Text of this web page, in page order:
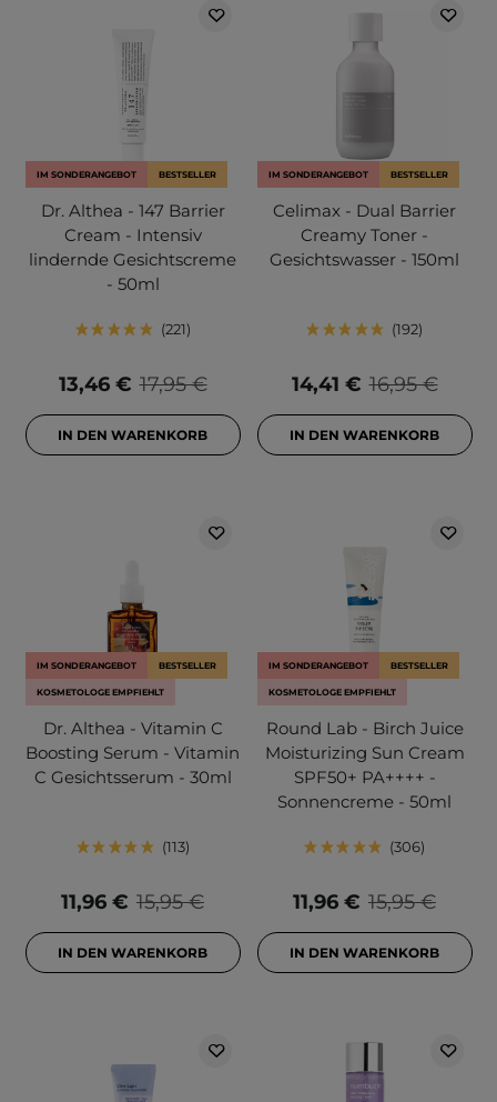
IM SONDERANGEBOT BESTSELLER
Dr. Althea - 147 Barrier
Cream - Intensiv
lindernde Gesichtscreme
- 50ml
221
17,95 €
13,46 €
IN DEN WARENKORB
IM SONDERANGEBOT BESTSELLER
Celimax - Dual Barrier
Creamy Toner -
Gesichtswasser - 150ml
192
16,95 €
14,41 €
IN DEN WARENKORB
IM SONDERANGEBOT BESTSELLER
KOSMETOLOGE EMPFIEHLT
Dr. Althea - Vitamin C
Boosting Serum - Vitamin
C Gesichtsserum - 30ml
113
15,95 €
11,96 €
IN DEN WARENKORB
IM SONDERANGEBOT BESTSELLER
KOSMETOLOGE EMPFIEHLT
Round Lab - Birch Juice
Moisturizing Sun Cream
SPF50+ PA++++ -
Sonnencreme - 50ml
306
15,95 €
11,96 €
IN DEN WARENKORB